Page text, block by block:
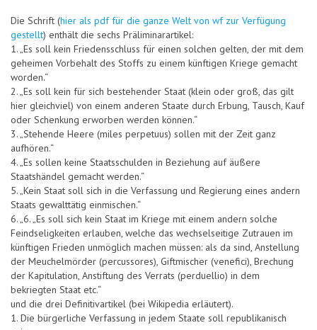
Die Schrift (hier als pdf für die ganze Welt von wf zur Verfügung
gestellt) enthält die sechs Präliminarartikel:
1. „Es soll kein Friedensschluss für einen solchen gelten, der mit dem
geheimen Vorbehalt des Stoffs zu einem künftigen Kriege gemacht
worden.“
2. „Es soll kein für sich bestehender Staat (klein oder groß, das gilt
hier gleichviel) von einem anderen Staate durch Erbung, Tausch, Kauf
oder Schenkung erworben werden können.“
3. „Stehende Heere (miles perpetuus) sollen mit der Zeit ganz
aufhören.“
4. „Es sollen keine Staatsschulden in Beziehung auf äußere
Staatshändel gemacht werden.“
5. „Kein Staat soll sich in die Verfassung und Regierung eines andern
Staats gewalttätig einmischen.“
6. „6. „Es soll sich kein Staat im Kriege mit einem andern solche
Feindseligkeiten erlauben, welche das wechselseitige Zutrauen im
künftigen Frieden unmöglich machen müssen: als da sind, Anstellung
der Meuchelmörder (percussores), Giftmischer (venefici), Brechung
der Kapitulation, Anstiftung des Verrats (perduellio) in dem
bekriegten Staat etc.“
und die drei Definitivartikel (bei Wikipedia erläutert).
1. Die bürgerliche Verfassung in jedem Staate soll republikanisch